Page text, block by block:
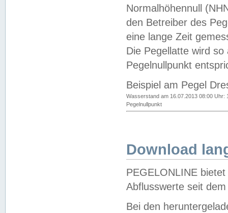
Normalhöhennull
den Betreiber des
eine lange Zeit
Die Pegellatte wird
Pegelnullpunkt
Beispiel am Pegel
Wasserstand am 16.07.2013 08:00 Uhr:
Pegelnullpunkt
Download
PEGELONLINE
Abflusswerte seit
Bei den